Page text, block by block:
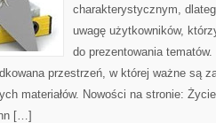
charakterystycznym,
uwagę użytkowników,
do prezentowania
przestrzeń, w której ważne są
materiałów. Nowości na stronie:
[…]